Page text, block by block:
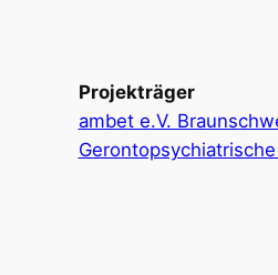
Projekträger
ambet e.V.